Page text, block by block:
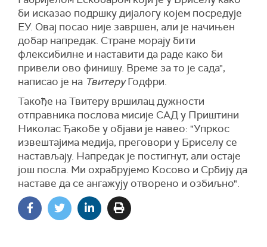
би исказао подршку дијалогу којем посредује
ЕУ. Овај посао није завршен, али је начињен
добар напредак. Стране морају бити
флексибилне и наставити да раде како би
привели ово финишу. Време за то је сада",
написао је на ТвитеруГодфри.
Такође на Твитеру вршилац дужности
отправника послова мисије САД у Приштини
Николас Ђакобе у објави је навео: "Упркос
извештајима медија, преговори у Бриселу се
настављају. Напредак је постигнут, али остаје
још посла. Ми охрабрујемо Косово и Србију да
наставе да се ангажују отворено и озбиљно".